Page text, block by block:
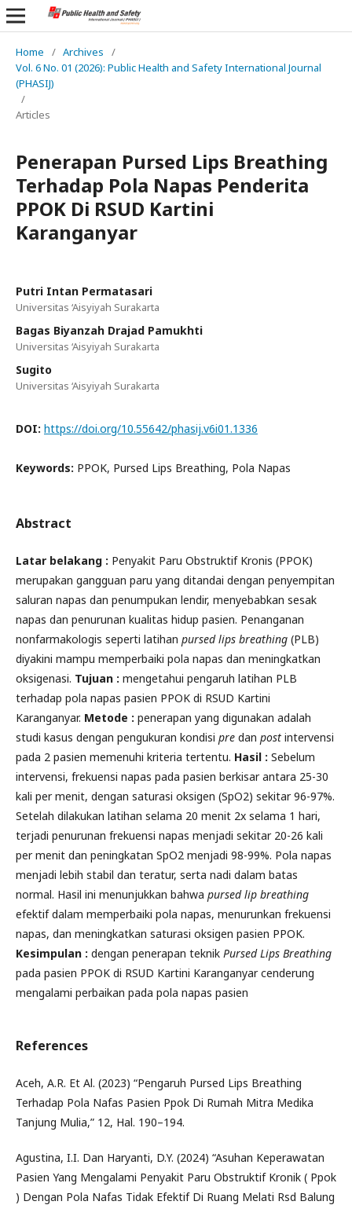
Home / Archives
/
Vol. 6 No. 01 (2026): Public Health and Safety International Journal
(PHASIJ)
/
Articles
Penerapan Pursed Lips Breathing
Terhadap Pola Napas Penderita
PPOK Di RSUD Kartini
Karanganyar
Putri Intan Permatasari
Universitas ‘Aisyiyah Surakarta
Bagas Biyanzah Drajad Pamukhti
Universitas ‘Aisyiyah Surakarta
Sugito
Universitas ‘Aisyiyah Surakarta
DOI: https://doi.org/10.55642/phasij.v6i01.1336
Keywords: PPOK, Pursed Lips Breathing, Pola Napas
Abstract
Latar belakang : Penyakit Paru Obstruktif Kronis (PPOK)
merupakan gangguan paru yang ditandai dengan penyempitan
saluran napas dan penumpukan lendir, menyebabkan sesak
napas dan penurunan kualitas hidup pasien. Penanganan
nonfarmakologis seperti latihan pursed lips breathing (PLB)
diyakini mampu memperbaiki pola napas dan meningkatkan
oksigenasi. Tujuan : mengetahui pengaruh latihan PLB
terhadap pola napas pasien PPOK di RSUD Kartini
Karanganyar. Metode : penerapan yang digunakan adalah
studi kasus dengan pengukuran kondisi pre dan post intervensi
pada 2 pasien memenuhi kriteria tertentu. Hasil : Sebelum
intervensi, frekuensi napas pada pasien berkisar antara 25-30
kali per menit, dengan saturasi oksigen (SpO2) sekitar 96-97%.
Setelah dilakukan latihan selama 20 menit 2x selama 1 hari,
terjadi penurunan frekuensi napas menjadi sekitar 20-26 kali
per menit dan peningkatan SpO2 menjadi 98-99%. Pola napas
menjadi lebih stabil dan teratur, serta nadi dalam batas
normal. Hasil ini menunjukkan bahwa pursed lip breathing
efektif dalam memperbaiki pola napas, menurunkan frekuensi
napas, dan meningkatkan saturasi oksigen pasien PPOK.
Kesimpulan : dengan penerapan teknik Pursed Lips Breathing
pada pasien PPOK di RSUD Kartini Karanganyar cenderung
mengalami perbaikan pada pola napas pasien
References
Aceh, A.R. Et Al. (2023) “Pengaruh Pursed Lips Breathing
Terhadap Pola Nafas Pasien Ppok Di Rumah Mitra Medika
Tanjung Mulia,” 12, Hal. 190–194.
Agustina, I.I. Dan Haryanti, D.Y. (2024) “Asuhan Keperawatan
Pasien Yang Mengalami Penyakit Paru Obstruktif Kronik ( Ppok
) Dengan Pola Nafas Tidak Efektif Di Ruang Melati Rsd Balung